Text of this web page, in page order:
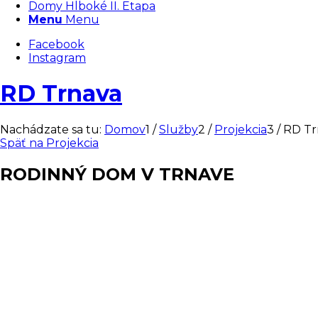
Domy Hlboké II. Etapa
Menu Menu
Facebook
Instagram
RD Trnava
Nachádzate sa tu: Domov1 / Služby2 / Projekcia3 / RD
Späť na Projekcia
RODINNÝ DOM V TRNAVE